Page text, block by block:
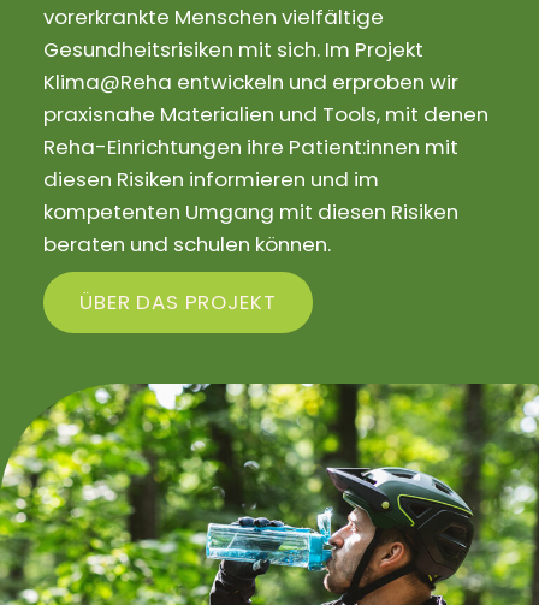
vorerkrankte Menschen vielfältige
Gesundheitsrisiken mit sich. Im Projekt
Klima@Reha entwickeln und erproben wir
praxisnahe Materialien und Tools, mit denen
Reha-Einrichtungen ihre Patient:innen mit
diesen Risiken informieren und im
kompetenten Umgang mit diesen Risiken
beraten und schulen können.
ÜBER DAS PROJEKT